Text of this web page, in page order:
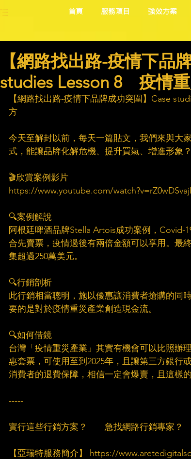
首頁 服務項目 強效方案
【網路找出路-疫情下品
studies Lesson 8 疫情
【網路找出路-疫情下品牌成功突圍】Case
方​
今天至解封以前，每天一篇貼文，我們來與大
式，能讓品牌化解危機、提升買氣、增進形象
🎬欣賞案例影片​
https://www.youtube.com/
🔍案例解說​
阿根廷啤酒品牌Stella Artois成功案例，Covid-
合先賣票，疫情過後有兩倍金額可以享用。最
集超過250萬美元。​
🔍行銷剖析​
此行銷相當聰明，施以優惠讓消費者搶購的同
要的是對於疫情重災產業創造現金流。​
🔍如何借鏡​
台灣「疫情重災產業」其實有機會可以比照辦
惠套票，可使用至到2025年，且讓第三方銀行
消費者的退費保障，相信一定會爆賣，且這樣
-----​
實行這些行銷方案？　　急找網路行銷專家？​
【亞瑞特服務簡介】 https://